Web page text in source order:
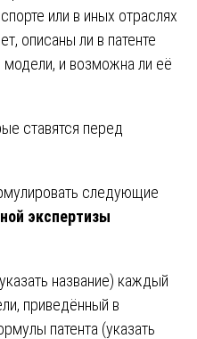
или в иных отраслях
описаны ли в патенте
модели, и возможна ли её
ставятся перед
следующие
экспертизы
название) каждый
приведённый в
патента (указать